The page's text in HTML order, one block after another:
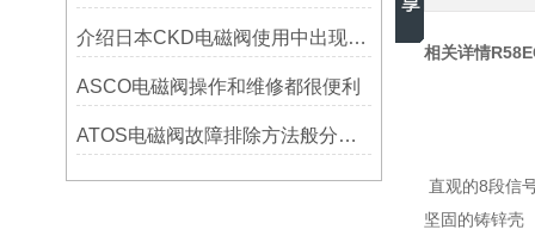
介绍日本CKD电磁阀使用中出现故障时的保位方法？
ASCO电磁阀操作和维修都很便利
ATOS电磁阀故障排除方法般分为哪些
相关详情
直观的8段信
坚固的铸锌壳